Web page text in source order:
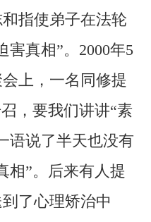
指使弟子在法轮
害真相”。2000年5
上，一名同修提
，要我们讲讲“素
语说了半天也没有
相”。后来有人提
了心理矫治中